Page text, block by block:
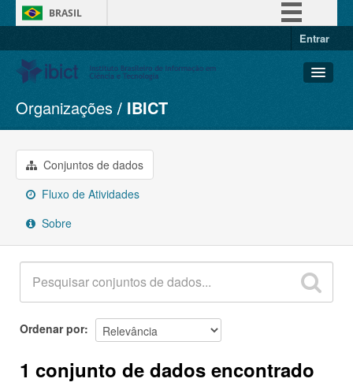
BRASIL
Entrar
Conjuntos de dados
Organizações
Grupos
Sobre
Organizações IBICT
Conjuntos de dados
Fluxo de Atividades
Sobre
Ordenar por
1 conjunto de dados encontrado